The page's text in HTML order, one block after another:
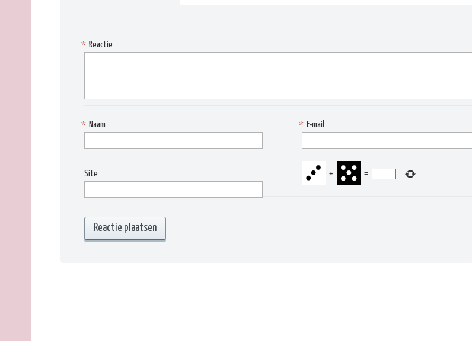
Reactie
*
Naam
* E-mail
*
Site + =